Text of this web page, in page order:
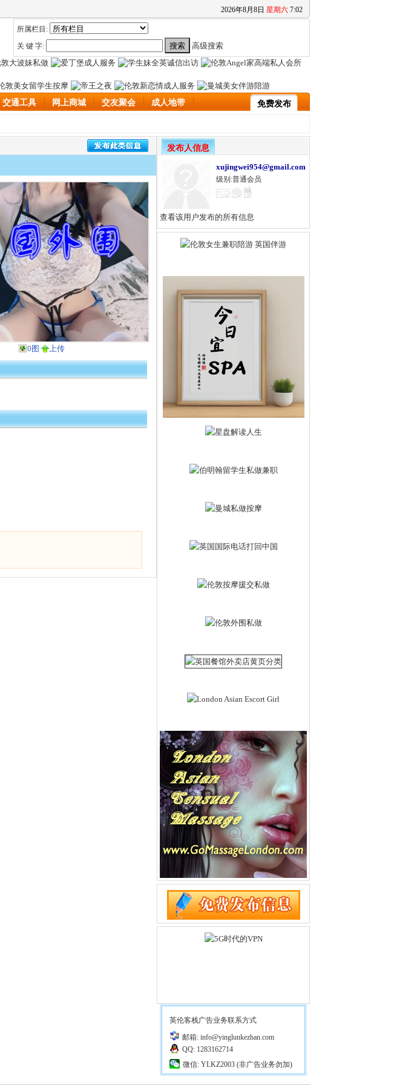
2026年8月 8日 星期六 7:02
所属栏目:
关 键 字:
高级搜索
交通工具 网上商城 交友聚会 成人地带 免费发布
0图 上传
发布人信息
xujingwei954@gmail.com
级别:普通会员
查看该用户发布的所有信息
英伦客栈广告业务联系方式
邮箱: info@yinglunkezhan.com
QQ: 1283162714
微信: YLKZ2003 (非广告业务勿加)